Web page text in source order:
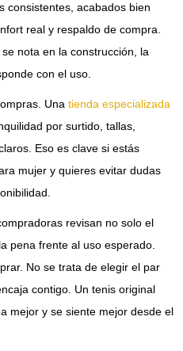
consistentes, acabados bien
real y respaldo de compra.
nota en la construcción, la
con el uso.
Una tienda especializada
por surtido, tallas,
Eso es clave si estás
mujer y quieres evitar dudas
revisan no solo el
pena frente al uso esperado.
No se trata de elegir el par
contigo. Un tenis original
mejor y se siente mejor desde el